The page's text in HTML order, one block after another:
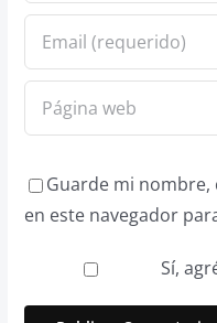
Guarde mi
en este navegador
Sí,